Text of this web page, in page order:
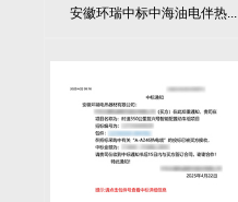
安徽环瑞中标中海油电伴热...